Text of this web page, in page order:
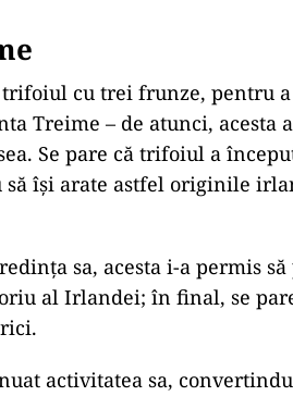
cu trei frunze, pentru
Treime – de atunci, acesta
Se pare că trifoiul a
să îşi arate astfel originile
sa, acesta i-a permis
al Irlandei; în final, se
activitatea sa,